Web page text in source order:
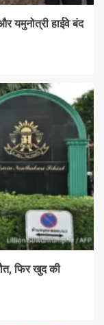
यमुनोत्री हाईवे बंद
फिर खुद की